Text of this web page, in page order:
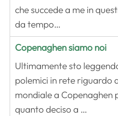
che succede a me in
da tempo…
Copenaghen siamo noi
Ultimamente sto
polemici in rete riguardo
mondiale a Copenaghen
quanto deciso a …